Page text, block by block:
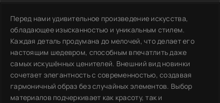
Перед нами удивительное произведение искусства,
обладающее изысканностью и уникальным стилем.
Каждая деталь продумана до мелочей, что делает его
настоящим шедевром, способным впечатлить даже
самых искушённых ценителей. Внешний вид новинки
сочетает элегантность с современностью, создавая
гармоничный образ без случайных элементов. Выбор
материалов подчеркивает как красоту, так и